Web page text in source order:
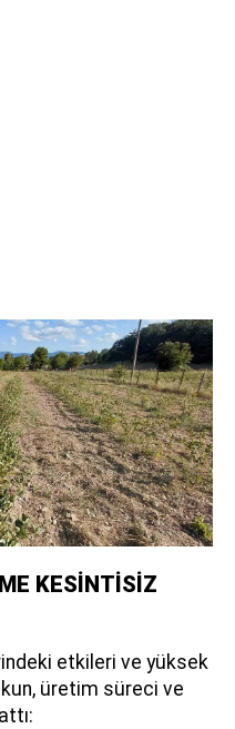
KESİNTİSİZ
etkileri ve yüksek
üretim süreci ve